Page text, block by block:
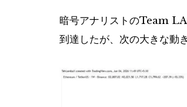
暗号アナリストのTeam
到達したが、次の大きな動